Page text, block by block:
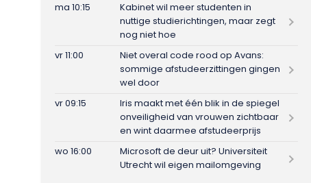
ma 10:15
Kabinet wil meer studenten in
nuttige studierichtingen, maar zegt
nog niet hoe
vr 11:00
Niet overal code rood op Avans:
sommige afstudeerzittingen gingen
wel door
vr 09:15
Iris maakt met één blik in de spiegel
onveiligheid van vrouwen zichtbaar
en wint daarmee afstudeerprijs
wo 16:00
Microsoft de deur uit? Universiteit
Utrecht wil eigen mailomgeving